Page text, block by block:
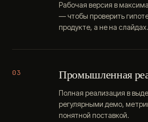
Рабочая версия в
— чтобы проверить
продукте, а не на слайдах.
03 Промышленная
Полная реализация в
регулярными демо,
понятной поставкой.